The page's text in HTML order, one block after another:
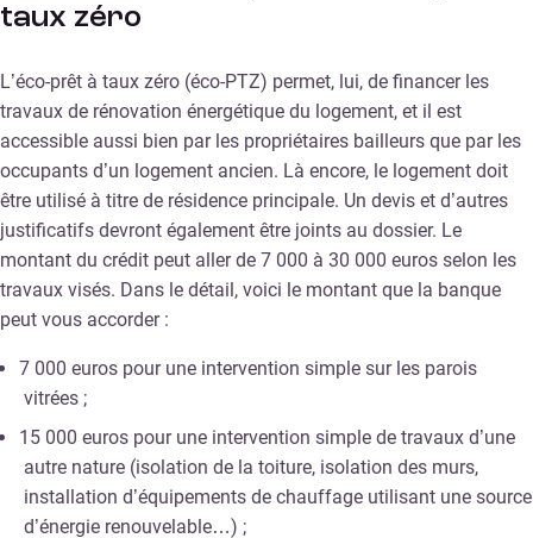
taux zéro
L’éco-prêt à taux zéro (éco-PTZ) permet, lui, de financer les
travaux de rénovation énergétique du logement, et il est
accessible aussi bien par les propriétaires bailleurs que par les
occupants d’un logement ancien. Là encore, le logement doit
être utilisé à titre de résidence principale. Un devis et d’autres
justificatifs devront également être joints au dossier. Le
montant du crédit peut aller de 7 000 à 30 000 euros selon les
travaux visés. Dans le détail, voici le montant que la banque
peut vous accorder :
7 000 euros pour une intervention simple sur les parois
vitrées ;
15 000 euros pour une intervention simple de travaux d’une
autre nature (isolation de la toiture, isolation des murs,
installation d’équipements de chauffage utilisant une source
d’énergie renouvelable…) ;